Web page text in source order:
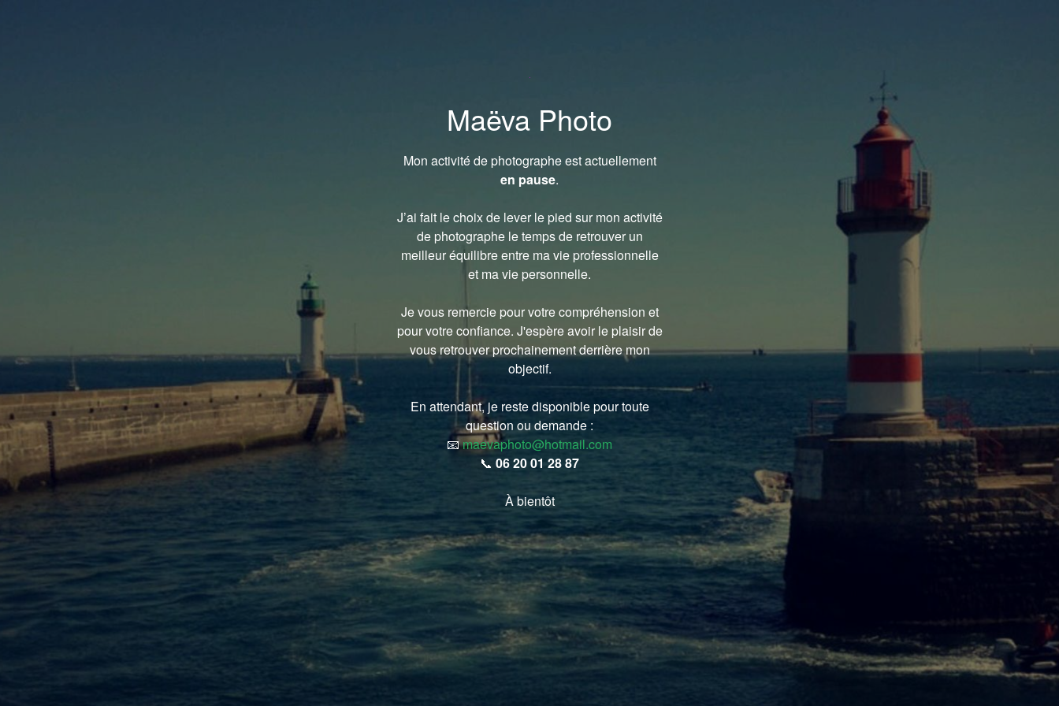
Maëva Photo
Mon activité de photographe est actuellement
en pause.
J’ai fait le choix de lever le pied sur mon activité
de photographe le temps de retrouver un
meilleur équilibre entre ma vie professionnelle
et ma vie personnelle.
Je vous remercie pour votre compréhension et
pour votre confiance. J'espère avoir le plaisir de
vous retrouver prochainement derrière mon
objectif.
En attendant, je reste disponible pour toute
question ou demande :
📧maevaphoto@hotmail.com
📞 06 20 01 28 87
À bientôt